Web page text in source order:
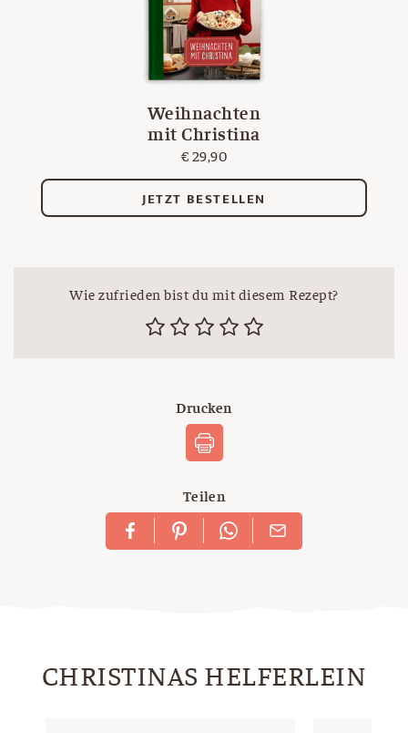
Weihnachten
mit Christina
€ 29,90
JETZT BESTELLEN
Wie zufrieden bist du mit diesem Rezept?
Drucken
Teilen
CHRISTINAS HELFERLEIN